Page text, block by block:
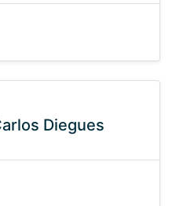
Diegues